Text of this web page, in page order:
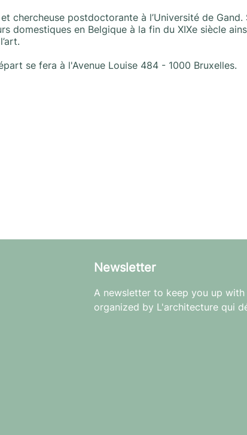
chercheuse postdoctorante à l’Université de Gand.
domestiques en Belgique à la fin du XIXe siècle
se fera à l'Avenue Louise 484 - 1000 Bruxelles.
Newsletter
A newsletter to keep you up
organized by L'architecture qui